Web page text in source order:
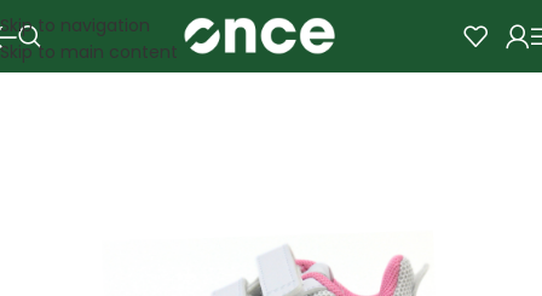
Skip to navigation
Skip to main content